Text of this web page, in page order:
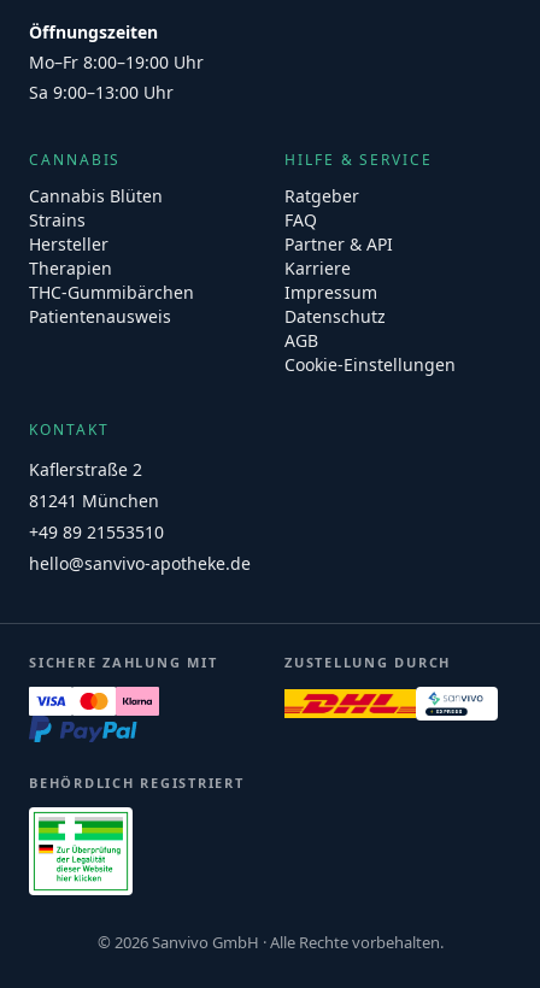
Öffnungszeiten
Mo–Fr 8:00–19:00 Uhr
Sa 9:00–13:00 Uhr
CANNABIS
Cannabis Blüten
Strains
Hersteller
Therapien
THC-Gummibärchen
Patientenausweis
HILFE & SERVICE
Ratgeber
FAQ
Partner & API
Karriere
Impressum
Datenschutz
AGB
Cookie-Einstellungen
KONTAKT
Kaflerstraße 2
81241 München
+49 89 21553510
hello@sanvivo-apotheke.de
SICHERE ZAHLUNG MIT ZUSTELLUNG DURCH
BEHÖRDLICH REGISTRIERT
© 2026 Sanvivo GmbH · Alle Rechte vorbehalten.